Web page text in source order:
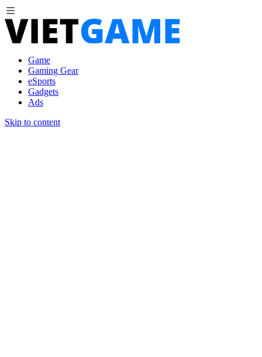
Game
Gaming Gear
eSports
Gadgets
Ads
Skip to content